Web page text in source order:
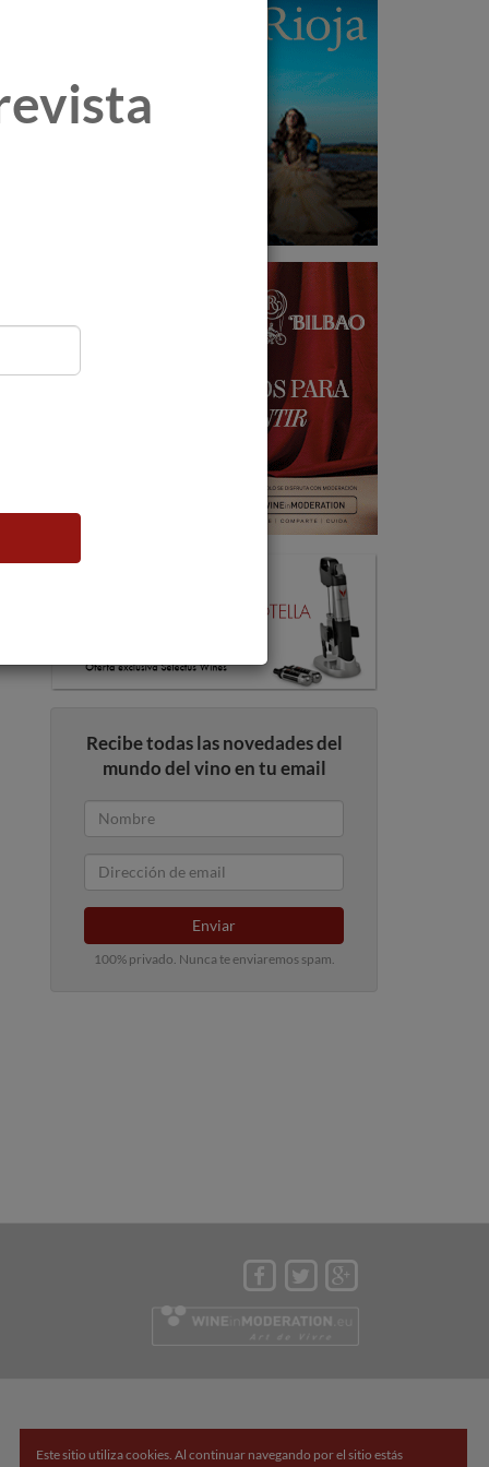
Recibe todas las novedades del
mundo del vino en tu email
Enviar
100% privado. Nunca te enviaremos spam.
Este sitio utiliza cookies. Al continuar navegando por el sitio estás